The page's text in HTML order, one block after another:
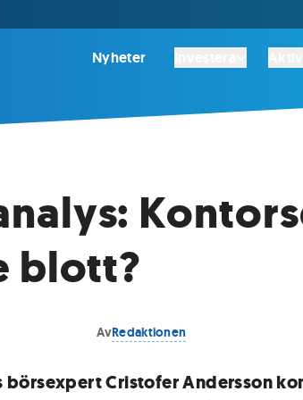
Nyheter
blott?
AvRedaktionen
börsexpert Cristofer Andersson